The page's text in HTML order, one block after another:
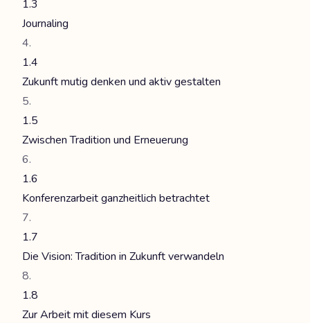
1.3
Journaling
1.4
Zukunft mutig denken und aktiv gestalten
1.5
Zwischen Tradition und Erneuerung
1.6
Konferenzarbeit ganzheitlich betrachtet
1.7
Die Vision: Tradition in Zukunft verwandeln
1.8
Zur Arbeit mit diesem Kurs